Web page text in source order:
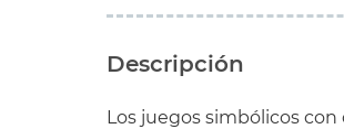
Descripción
Los juegos simbólicos